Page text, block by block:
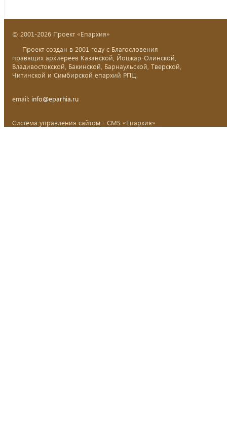
© 2001-2026 Проект «Епархия»
Проект создан в 2001 году с Благословения
правящих архиереев Казанской, Йошкар-Олинской,
Владивостокской, Бакинской, Барнаульской, Тверской,
Читинской и Симбирской епархий РПЦ.
email: info@eparhia.ru
Система управления сайтом - CMS «Епархия»